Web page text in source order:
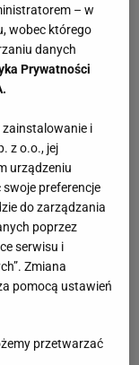
– w
wobec którego
danych
Prywatności
zainstalowanie i
z o.o., jej
urządzeniu
preferencje
do zarządzania
poprzez
serwisu i
Zmiana
pomocą ustawień
przetwarzać